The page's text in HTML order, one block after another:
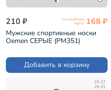
210 ₽ по клубной
карте 168 ₽
Мужские спортивные носки
Oemen СЕРЫЕ (PM351)
Добавить в корзину
25-27
29-31